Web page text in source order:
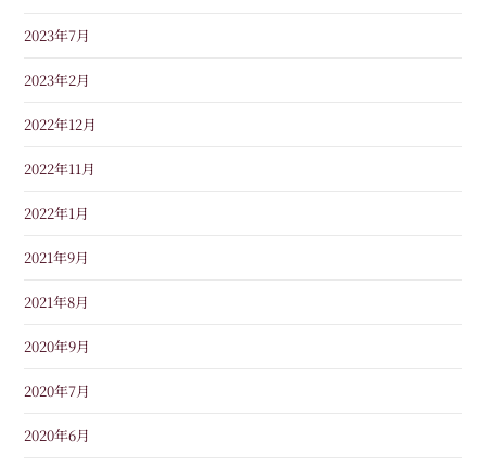
2023年7月
2023年2月
2022年12月
2022年11月
2022年1月
2021年9月
2021年8月
2020年9月
2020年7月
2020年6月